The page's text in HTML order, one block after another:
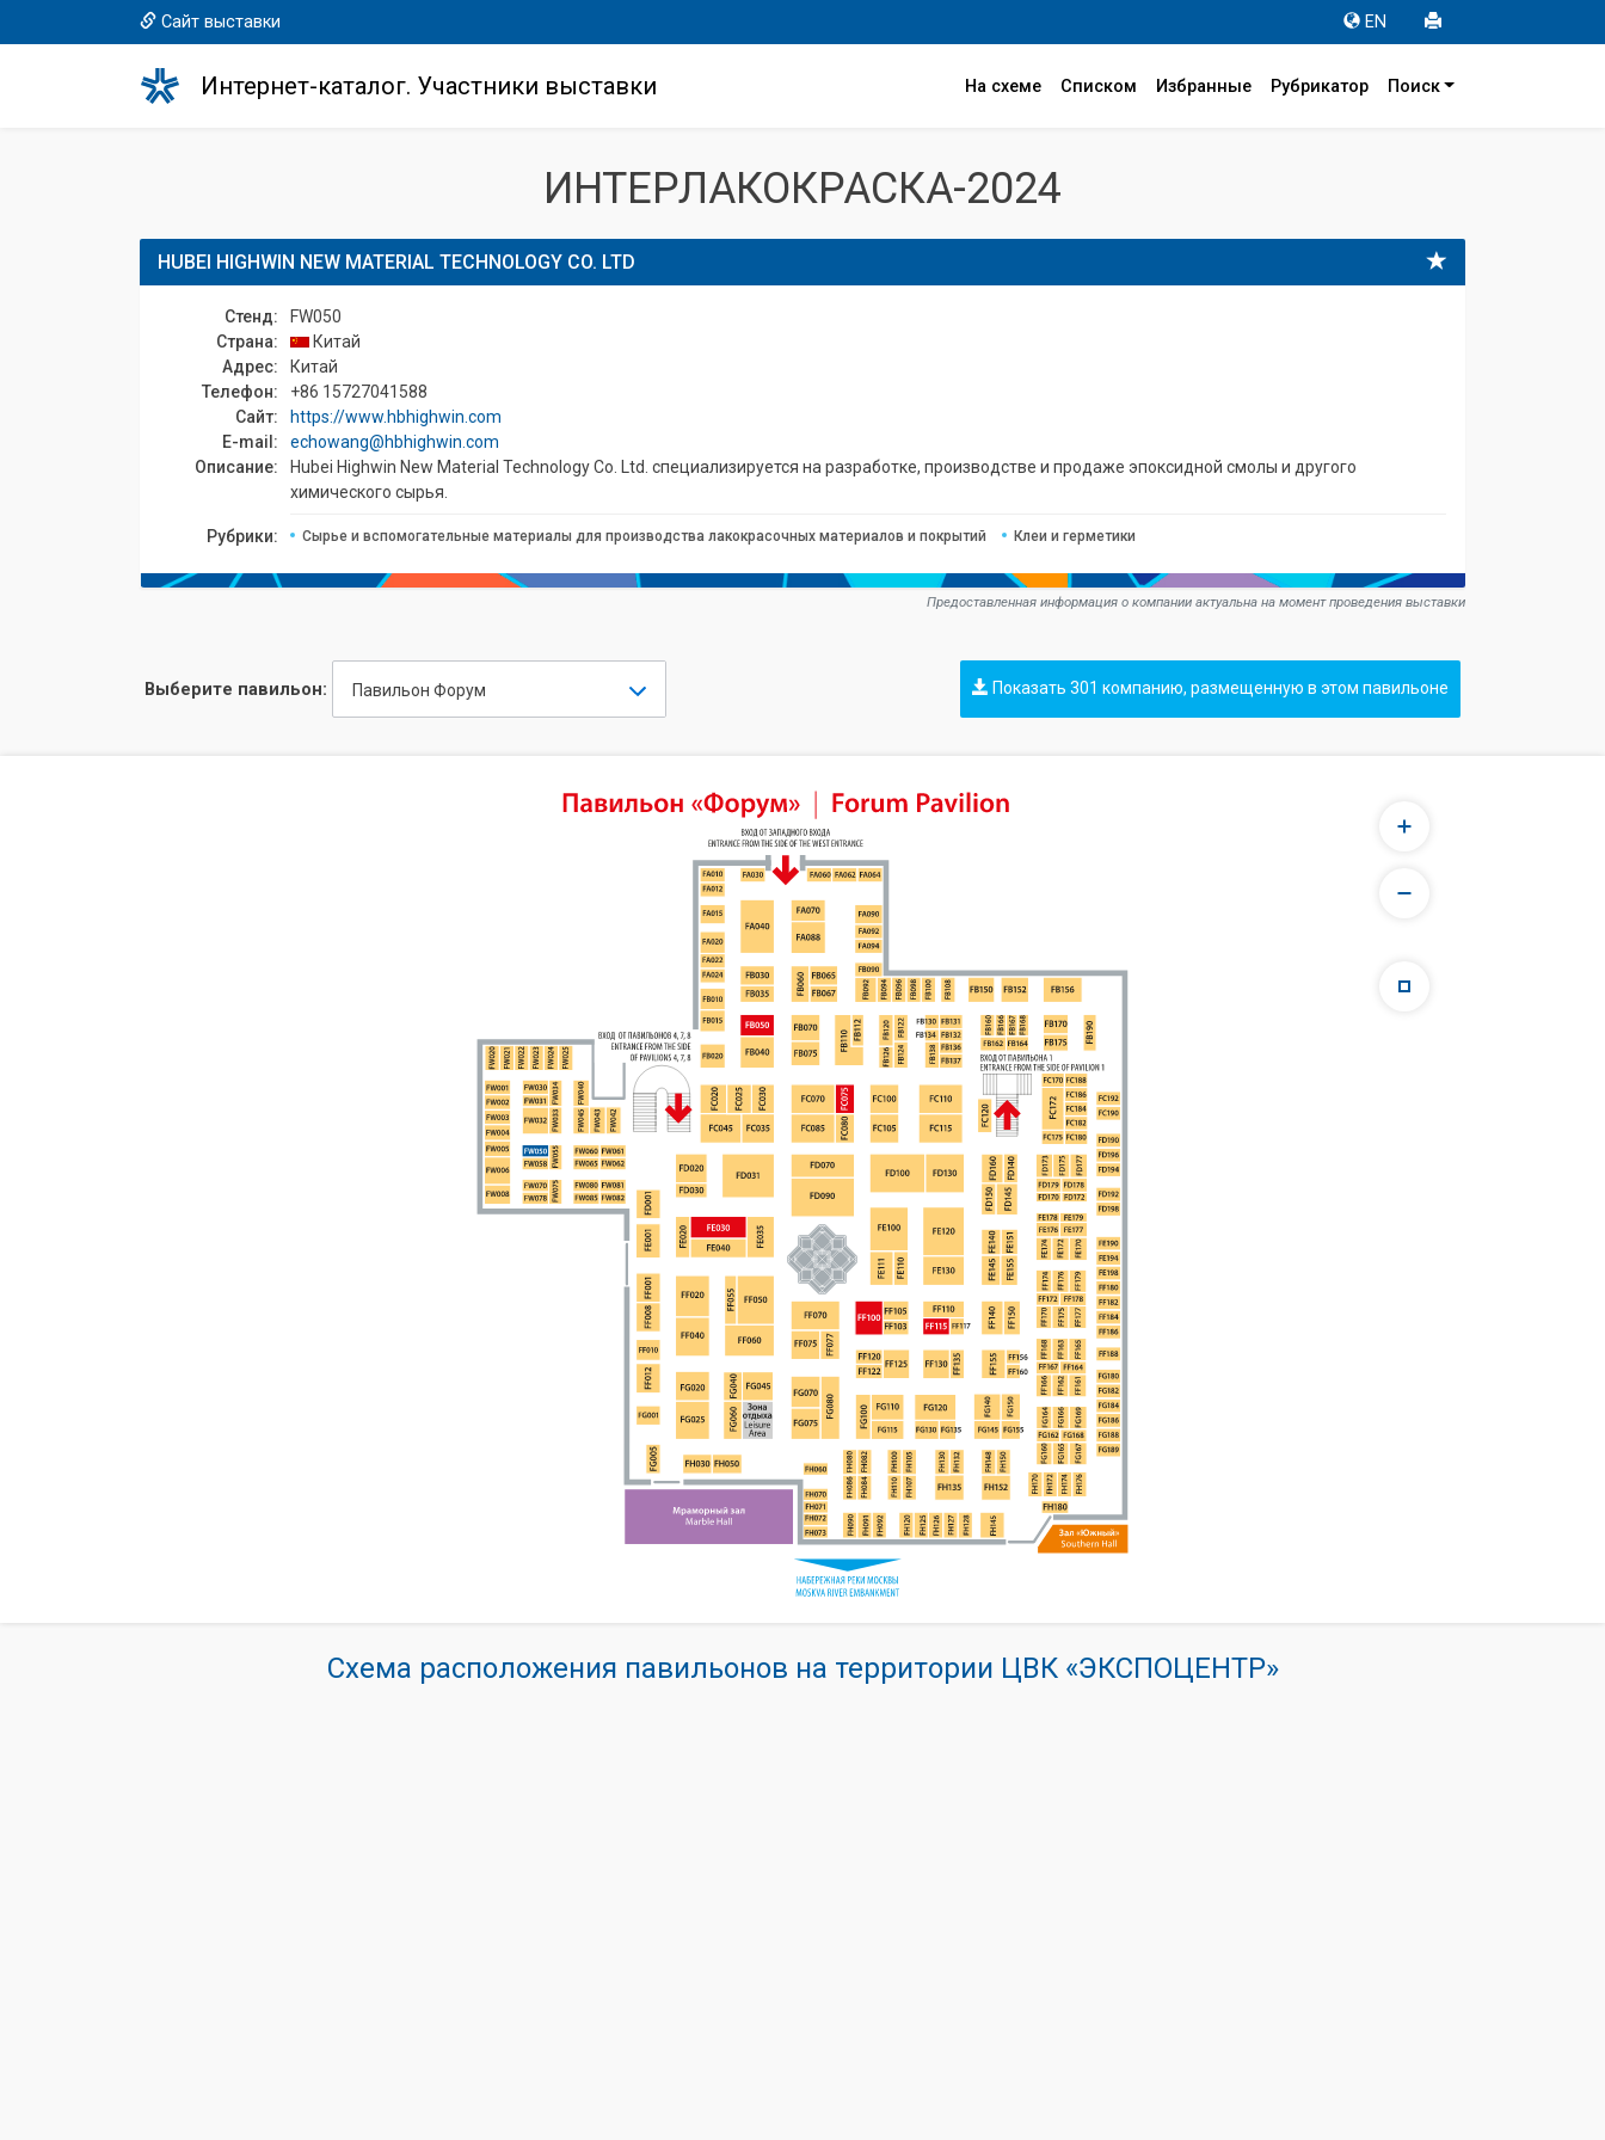
Сайт выставки EN
Интернет-каталог. Участники выставки На схеме Списком Избранные Рубрикатор Поиск
ИНТЕРЛАКОКРАСКА-2024
HUBEI HIGHWIN NEW MATERIAL TECHNOLOGY CO. LTD
Стенд:
FW050
Страна:
Китай
Адрес:
Китай
Телефон:
+86 15727041588
Сайт:
https://www.hbhighwin.com
E-mail:
echowang@hbhighwin.com
Описание:
Hubei Highwin New Material Technology Co. Ltd. специализируется на разработке, производстве и продаже эпоксидной смолы и другого
химического сырья.
Рубрики: Сырье и вспомогательные материалы для производства лакокрасочных материалов и покрытий Клеи и герметики
Предоставленная информация о компании актуальна на момент проведения выставки
Выберите павильон: Павильон Форум Показать 301 компанию, размещенную в этом павильоне
Схема расположения павильонов на территории ЦВК «ЭКСПОЦЕНТР»